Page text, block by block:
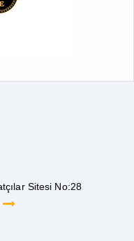
Sitesi No:28